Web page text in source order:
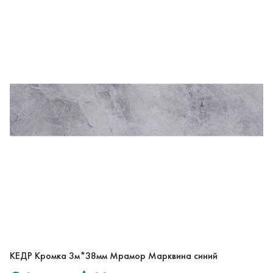
КЕДР Кромка 3м*38мм Мрамор Марквина синий